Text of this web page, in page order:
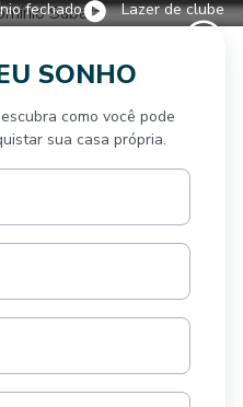
fechado Lazer de clube
SONHO
como você pode
sua casa própria.